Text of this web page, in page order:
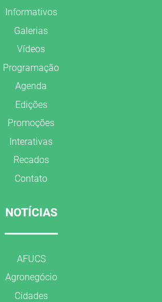
Informativos
Galerias
Vídeos
Programação
Agenda
Edições
Promoções
Interativas
Recados
Contato
NOTÍCIAS
AFUCS
Agronegócio
Cidades